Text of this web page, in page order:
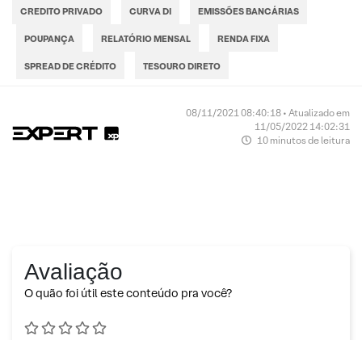
CREDITO PRIVADO CURVA DI EMISSÕES BANCÁRIAS
POUPANÇA RELATÓRIO MENSAL RENDA FIXA
SPREAD DE CRÉDITO TESOURO DIRETO
08/11/2021 08:40:18 • Atualizado em
11/05/2022 14:02:31
10 minutos de leitura
Avaliação
O quão foi útil este conteúdo pra você?